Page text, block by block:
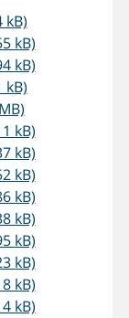
kB)
kB)
kB)
kB)
kB)
kB)
kB)
kB)
kB)
kB)
kB)
kB)
kB)